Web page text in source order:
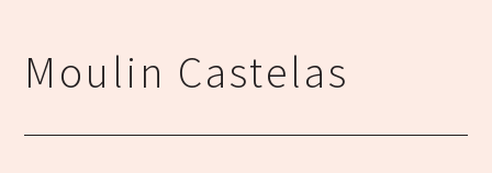
Moulin Castelas